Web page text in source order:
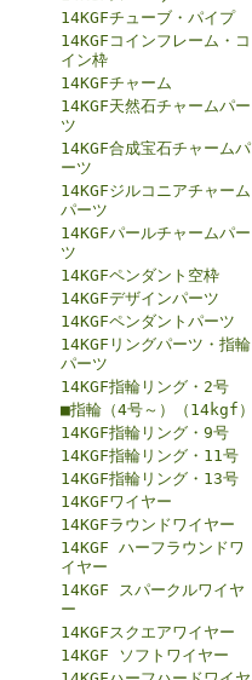
14KGFチューブ・パイプ
14KGFコインフレーム・コ
イン枠
14KGFチャーム
14KGF天然石チャームパー
ツ
14KGF合成宝石チャームパ
ーツ
14KGFジルコニアチャーム
パーツ
14KGFパールチャームパー
ツ
14KGFペンダント空枠
14KGFデザインパーツ
14KGFペンダントパーツ
14KGFリングパーツ・指輪
パーツ
14KGF指輪リング・2号
■指輪（4号～）（14kgf）
14KGF指輪リング・9号
14KGF指輪リング・11号
14KGF指輪リング・13号
14KGFワイヤー
14KGFラウンドワイヤー
14KGF ハーフラウンドワ
イヤー
14KGF スパークルワイヤ
ー
14KGFスクエアワイヤー
14KGF ソフトワイヤー